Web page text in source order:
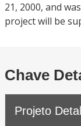
21, 2000, and
project will be
Chave
Projeto